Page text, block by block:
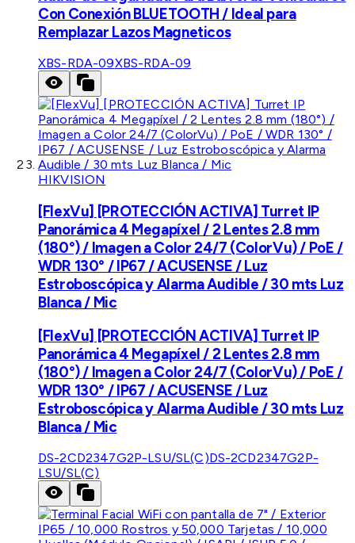
Con Conexión BLUETOOTH / Ideal para
Remplazar Lazos Magneticos
XBS-RDA-09XBS-RDA-09
HIKVISION
[FlexVu] [PROTECCIÓN ACTIVA] Turret IP
Panorámica 4 Megapíxel / 2 Lentes 2.8 mm
(180°) / Imagen a Color 24/7 (ColorVu) / PoE /
WDR 130° / IP67 / ACUSENSE / Luz
Estroboscópica y Alarma Audible / 30 mts Luz
Blanca / Mic
[FlexVu] [PROTECCIÓN ACTIVA] Turret IP
Panorámica 4 Megapíxel / 2 Lentes 2.8 mm
(180°) / Imagen a Color 24/7 (ColorVu) / PoE /
WDR 130° / IP67 / ACUSENSE / Luz
Estroboscópica y Alarma Audible / 30 mts Luz
Blanca / Mic
DS-2CD2347G2P-LSU/SL(C)DS-2CD2347G2P-
LSU/SL(C)